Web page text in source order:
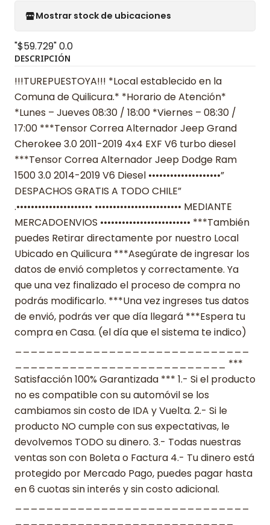
Mostrar stock de ubicaciones
"$59.729"0.0
DESCRIPCIÓN
!!!TUREPUESTOYA!!! *Local establecido en la
Comuna de Quilicura.* *Horario de Atención*
*Lunes – Jueves 08:30 / 18:00 *Viernes – 08:30 /
17:00 ***Tensor Correa Alternador Jeep Grand
Cherokee 3.0 2011-2019 4x4 EXF V6 turbo diesel
***Tensor Correa Alternador Jeep Dodge Ram
1500 3.0 2014-2019 V6 Diesel ••••••••••••••••••••”
DESPACHOS GRATIS A TODO CHILE”
.••••••••••••••••••••• •••••••••••••••••••••••• MEDIANTE
MERCADOENVIOS ••••••••••••••••••••••••• ***También
puedes Retirar directamente por nuestro Local
Ubicado en Quilicura ***Asegúrate de ingresar los
datos de envió completos y correctamente. Ya
que una vez finalizado el proceso de compra no
podrás modificarlo. ***Una vez ingreses tus datos
de envió, podrás ver que día llegará ***Espera tu
compra en Casa. (el día que el sistema te indico)
___________________________ ***
Satisfacción 100% Garantizada *** 1.- Si el producto
no es compatible con su automóvil se los
cambiamos sin costo de IDA y Vuelta. 2.- Si le
producto NO cumple con sus expectativas, le
devolvemos TODO su dinero. 3.- Todas nuestras
ventas son con Boleta o Factura 4.- Tu dinero está
protegido por Mercado Pago, puedes pagar hasta
en 6 cuotas sin interés y sin costo adicional.